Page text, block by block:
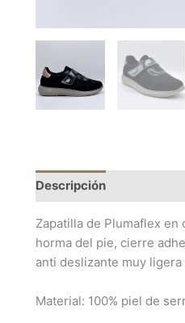
Descripción
Zapatilla de Plumaflex
horma del pie, cierre
anti deslizante muy
Material: 100% piel de